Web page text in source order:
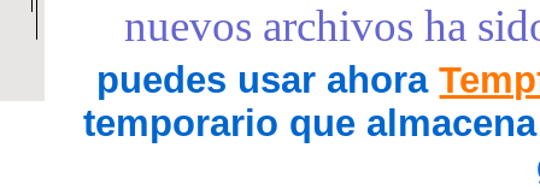
nuevos archivos ha
puedes usar ahora
temporario que